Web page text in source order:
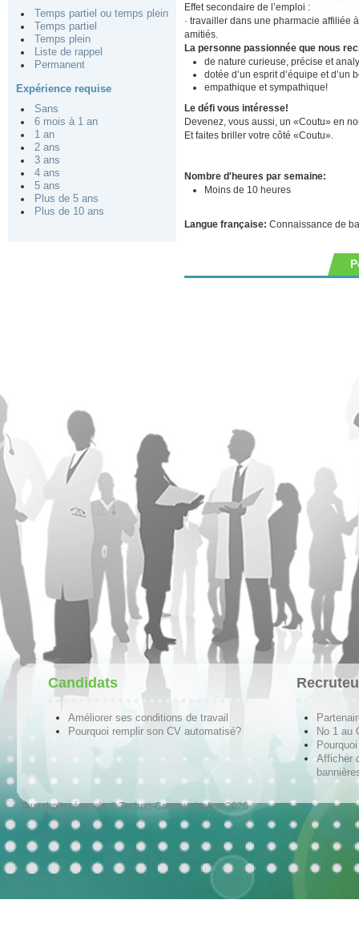
Temps partiel ou temps plein
Temps partiel
Temps plein
Liste de rappel
Permanent
Expérience requise
Sans
6 mois à 1 an
1 an
2 ans
3 ans
4 ans
5 ans
Plus de 5 ans
Plus de 10 ans
Effet secondaire de l’emploi :
· travailler dans une pharmacie affiliée
amitiés.
La personne passionnée que nous
de nature curieuse, précise et
dotée d’un esprit d’équipe et d’un
empathique et sympathique!
Le défi vous intéresse!
Devenez, vous aussi, un «Coutu» en
Et faites briller votre côté «Coutu».
Nombre d'heures par semaine:
Moins de 10 heures
Langue française: Connaissance de
Candidats
Améliorer ses conditions de travail
Pourquoi remplir son CV automatisé?
No 1 au
Afficher
Tous droits réservés © Techno-Communication 2026